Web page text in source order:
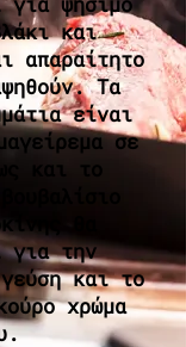
και
απαραίτητο
Τα
είναι
σε
και το
θα
για την
και το
χρώμα